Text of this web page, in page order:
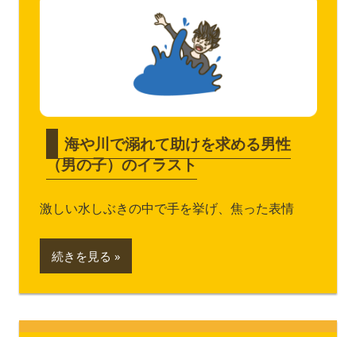
海や川で溺れて助けを求める男性
（男の子）のイラスト
激しい水しぶきの中で手を挙げ、焦った表情
続きを見る